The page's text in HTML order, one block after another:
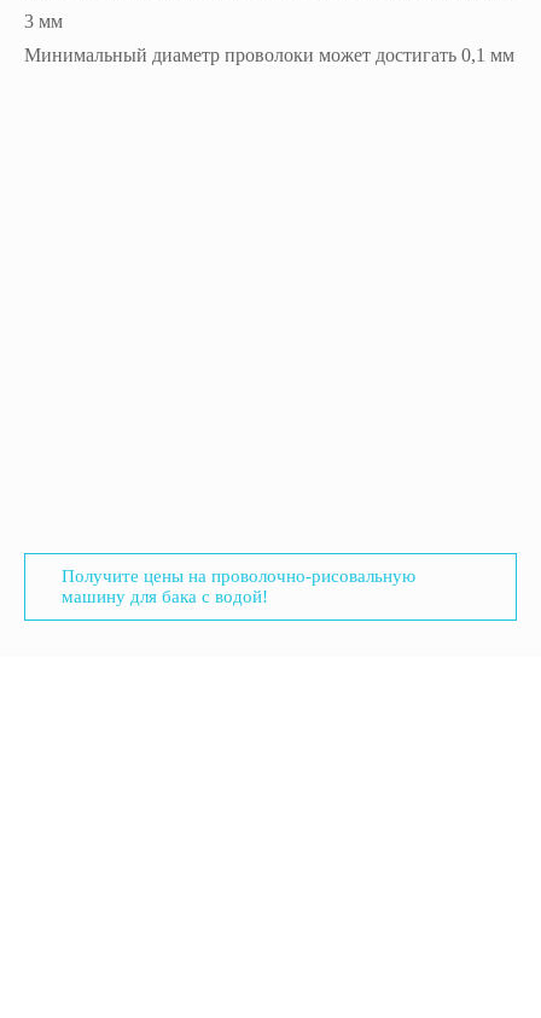
3 мм
Минимальный диаметр проволоки может достигать 0,1 мм
Получите цены на проволочно-рисовальную
машину для бака с водой!